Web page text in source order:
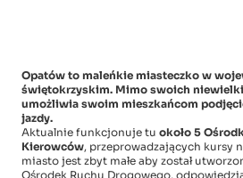
Opatów to maleńkie miasteczko w
świętokrzyskim. Mimo swoich
umożliwia swoim mieszkańcom
jazdy.
Aktualnie funkcjonuje tu około 5
Kierowców, przeprowadzających kursy
miasto jest zbyt małe aby został
Ośrodek Ruchu Drogowego,